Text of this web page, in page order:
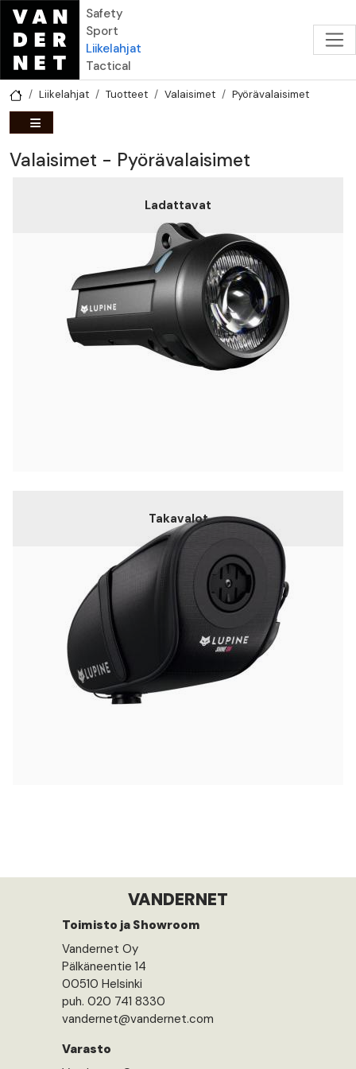
Hyppää pääsisältöön
Safety
Sport
Liikelahjat
Tactical
Liikelahjat Tuotteet Valaisimet Pyörävalaisimet
Valaisimet - Pyörävalaisimet
Ladattavat
Takavalot
VANDERNET
Toimisto ja Showroom
Vandernet Oy
Pälkäneentie 14
00510 Helsinki
puh. 020 741 8330
vandernet@vandernet.com
Varasto